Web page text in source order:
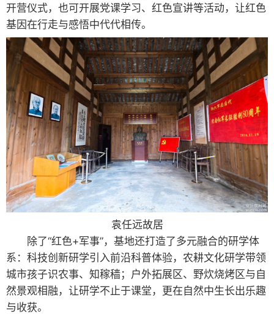
开营仪式，也可开展党课学习、红色宣讲等活动，让红色
基因在行走与感悟中代代相传。
袁任远故居
除了“红色+军事”，基地还打造了多元融合的研学体
系：科技创新研学引入前沿科普体验，农耕文化研学带领
城市孩子识农事、知稼穑；户外拓展区、野炊烧烤区与自
然景观相融，让研学不止于课堂，更在自然中生长出乐趣
与收获。